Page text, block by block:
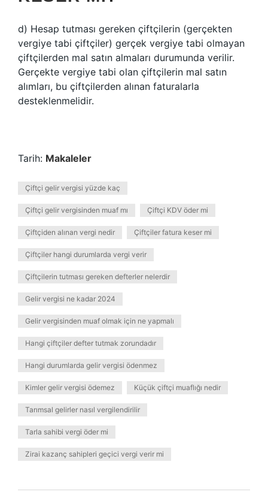
d) Hesap tutması gereken çiftçilerin (gerçekten
vergiye tabi çiftçiler) gerçek vergiye tabi olmayan
çiftçilerden mal satın almaları durumunda verilir.
Gerçekte vergiye tabi olan çiftçilerin mal satın
alımları, bu çiftçilerden alınan faturalarla
desteklenmelidir.
Tarih: Makaleler
Çiftçi gelir vergisi yüzde kaç
Çiftçi gelir vergisinden muaf mı Çiftçi KDV öder mi
Çiftçiden alınan vergi nedir Çiftçiler fatura keser mi
Çiftçiler hangi durumlarda vergi verir
Çiftçilerin tutması gereken defterler nelerdir
Gelir vergisi ne kadar 2024
Gelir vergisinden muaf olmak için ne yapmalı
Hangi çiftçiler defter tutmak zorundadır
Hangi durumlarda gelir vergisi ödenmez
Kimler gelir vergisi ödemez Küçük çiftçi muaflığı nedir
Tarımsal gelirler nasıl vergilendirilir
Tarla sahibi vergi öder mi
Zirai kazanç sahipleri geçici vergi verir mi